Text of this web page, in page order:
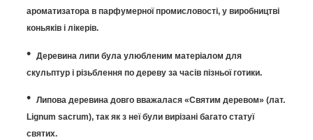
ароматизатора в парфумерної промисловості, у виробництві
коньяків і лікерів.
Деревина липи була улюбленим матеріалом для
скульптур і різьблення по дереву за часів пізньої готики.
Липова деревина довго вважалася «Святим деревом» (лат.
Lignum sacrum), так як з неї були вирізані багато статуї
святих.